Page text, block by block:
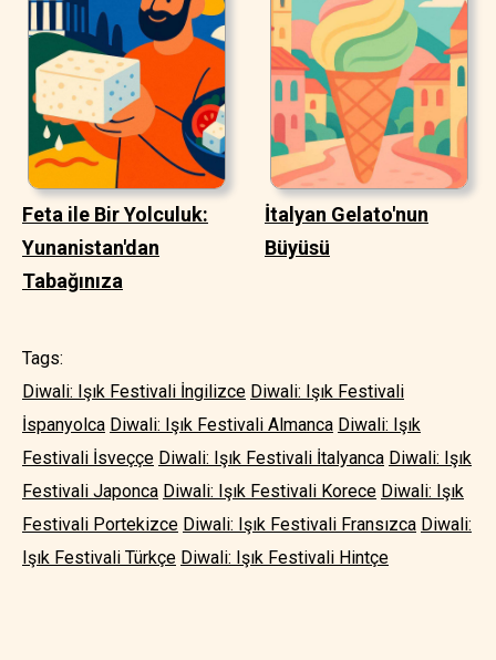
Feta ile Bir Yolculuk:
Yunanistan'dan
Tabağınıza
İtalyan Gelato'nun
Büyüsü
Tags:
Diwali: Işık Festivali İngilizce Diwali: Işık Festivali
İspanyolca Diwali: Işık Festivali Almanca Diwali: Işık
Festivali İsveççe Diwali: Işık Festivali İtalyanca Diwali: Işık
Festivali Japonca Diwali: Işık Festivali Korece Diwali: Işık
Festivali Portekizce Diwali: Işık Festivali Fransızca Diwali:
Işık Festivali Türkçe Diwali: Işık Festivali Hintçe